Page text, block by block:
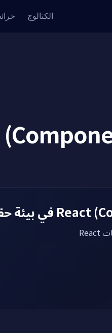
الكتالوج
انقر بالأسفل لتحصل على جهاز لينكس مع React جاهز، وتعمل على اختبار مكوّنات React